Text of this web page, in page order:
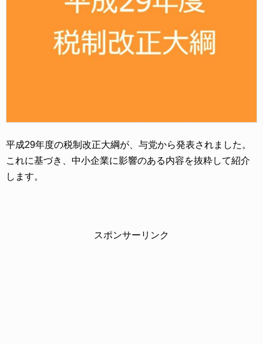
平成29年度の税制改正大綱が、与党から発表されました。
これに基づき、中小企業に影響のある内容を抜粋して紹介
します。
スポンサーリンク